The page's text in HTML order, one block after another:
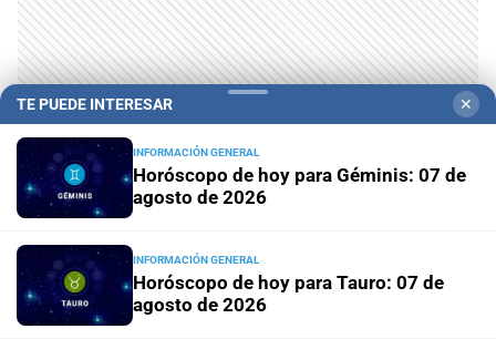
LO MÁS VISTO
TE PUEDE INTERESAR ✕
INFORMACIÓN GENERAL
Horóscopo de hoy para Géminis: 07 de
agosto de 2026
INFORMACIÓN GENERAL
Horóscopo de hoy para Tauro: 07 de
agosto de 2026